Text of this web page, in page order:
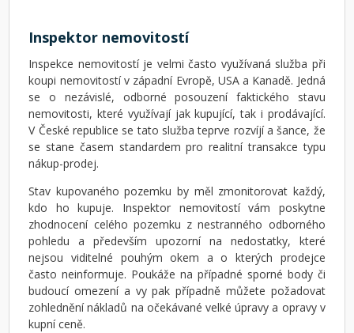
Inspektor nemovitostí
Inspekce nemovitostí je velmi často využívaná služba při
koupi nemovitostí v západní Evropě, USA a Kanadě. Jedná
se o nezávislé, odborné posouzení faktického stavu
nemovitosti, které využívají jak kupující, tak i prodávající.
V České republice se tato služba teprve rozvíjí a šance, že
se stane časem standardem pro realitní transakce typu
nákup-prodej.
Stav kupovaného pozemku by měl zmonitorovat každý,
kdo ho kupuje. Inspektor nemovitostí vám poskytne
zhodnocení celého pozemku z nestranného odborného
pohledu a především upozorní na nedostatky, které
nejsou viditelné pouhým okem a o kterých prodejce
často neinformuje. Poukáže na případné sporné body či
budoucí omezení a vy pak případně můžete požadovat
zohlednění nákladů na očekávané velké úpravy a opravy v
kupní ceně.